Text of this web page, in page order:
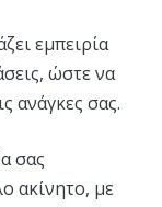
εμπειρία
ώστε να
ανάγκες σας.
σας
ακίνητο, με